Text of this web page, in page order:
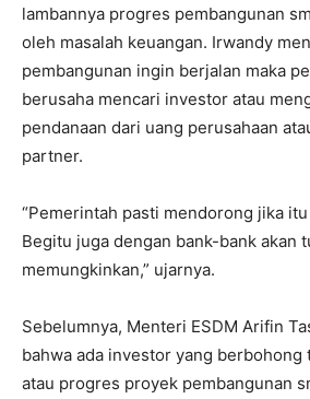
lambannya progres pembangunan
oleh masalah keuangan. Irwandy
pembangunan ingin berjalan maka
berusaha mencari investor atau
pendanaan dari uang perusahaan
partner.
“Pemerintah pasti mendorong jika
Begitu juga dengan bank-bank akan
memungkinkan,” ujarnya.
Sebelumnya, Menteri ESDM Arifin
bahwa ada investor yang berbohong
atau progres proyek pembangunan